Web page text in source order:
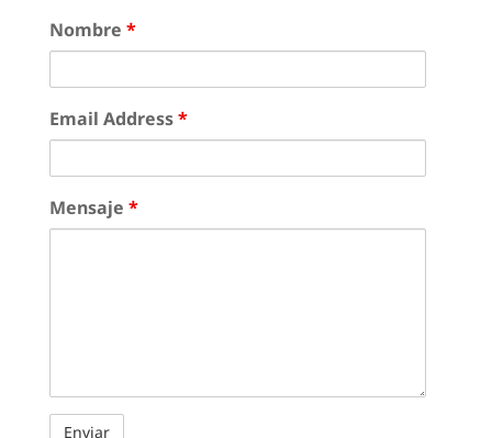
Nombre *
Email Address*
Mensaje *